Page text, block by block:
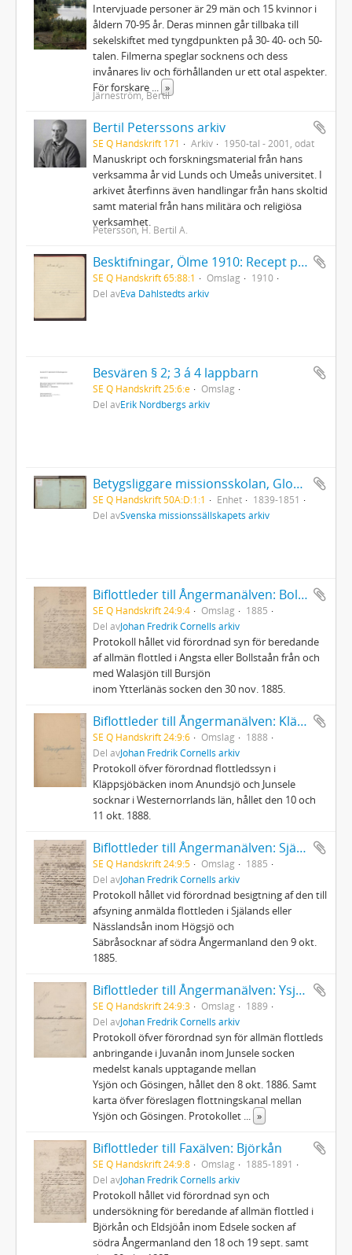
Intervjuade personer är 29 män och 15 kvinnor i
åldern 70-95 år. Deras minnen går tillbaka till
sekelskiftet med tyngdpunkten på 30- 40- och 50-
talen. Filmerna speglar socknens och dess
invånares liv och förhållanden ur ett otal aspekter.
För forskare
»
Järneström, Bertil
Bertil Peterssons arkiv
SE Q Handskrift 171 Arkiv 1950-tal - 2001, odat
Manuskript och forskningsmaterial från hans
verksamma år vid Lunds och Umeås universitet. I
arkivet återfinns även handlingar från hans skoltid
samt material från hans militära och religiösa
verksamhet.
Petersson, H. Bertil A.
Besktifningar, Ölme 1910: Recept på maträtter
SE Q Handskrift 65:88:1 Omslag
1910
Del avEva Dahlstedts arkiv
Besvären § 2; 3 á 4 lappbarn
SE Q Handskrift 25:6:e
Omslag
Del avErik Nordbergs arkiv
Betygsliggare missionsskolan, Glommersträsk
SE Q Handskrift 50A:D:1:1 Enhet
1839-1851
Del avSvenska missionssällskapets arkiv
Biflottleder till Ångermanälven: Bollstaån
SE Q Handskrift 24:9:4 Omslag
1885
Del avJohan Fredrik Cornells arkiv
Protokoll hållet vid förordnad syn för beredande
af allmän flottled i Angsta eller Bollstaån från och
med Walasjön till Bursjön
inom Ytterlänäs socken den 30 nov. 1885.
Biflottleder till Ångermanälven: Kläppsjöbäcken
SE Q Handskrift 24:9:6 Omslag
1888
Del avJohan Fredrik Cornells arkiv
Protokoll öfver förordnad flottledssyn i
Kläppsjöbäcken inom Anundsjö och Junsele
socknar i Westernorrlands län, hållet den 10 och
11 okt. 1888.
Biflottleder till Ångermanälven: Själandsån
SE Q Handskrift 24:9:5 Omslag
1885
Del avJohan Fredrik Cornells arkiv
Protokoll hållet vid förordnad besigtning af den till
afsyning anmälda flottleden i Själands eller
Nässlandsån inom Högsjö och
Säbråsocknar af södra Ångermanland den 9 okt.
1885.
Biflottleder till Ångermanälven: Ysjön - Gösingen
SE Q Handskrift 24:9:3 Omslag
1889
Del avJohan Fredrik Cornells arkiv
Protokoll öfver förordnad syn för allmän flottleds
anbringande i Juvanån inom Junsele socken
medelst kanals upptagande mellan
Ysjön och Gösingen, hållet den 8 okt. 1886. Samt
karta öfver föreslagen flottningskanal mellan
Ysjön och Gösingen. Protokollet
»
Biflottleder till Faxälven: Björkån
SE Q Handskrift 24:9:8 Omslag
1885-1891
Del avJohan Fredrik Cornells arkiv
Protokoll hållet vid förordnad syn och
undersökning för beredande af allmän flottled i
Björkån och Eldsjöån inom Edsele socken af
södra Ångermanland den 18 och 19 sept. samt